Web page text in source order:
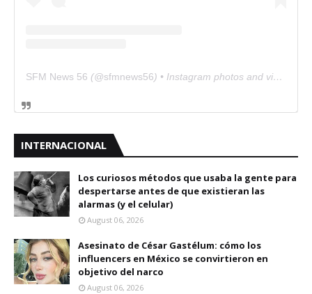
SFM News 56 (@sfmnews56) • Instagram photos and videos
INTERNACIONAL
Los curiosos métodos que usaba la gente para
despertarse antes de que existieran las
alarmas (y el celular)
August 06, 2026
Asesinato de César Gastélum: cómo los
influencers en México se convirtieron en
objetivo del narco
August 06, 2026